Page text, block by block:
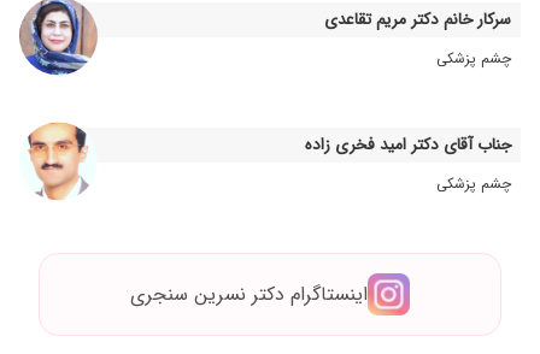
سرکار خانم دکتر مریم تقاعدی
چشم پزشکی
جناب آقای دکتر امید فخری زاده
چشم پزشکی
اینستاگرام دکتر نسرین سنجری